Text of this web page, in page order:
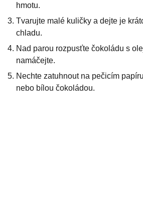
hmotu.
Tvarujte malé kuličky a dejte je
chladu.
Nad parou rozpusťte čokoládu s
namáčejte.
Nechte zatuhnout na pečicím
nebo bílou čokoládou.